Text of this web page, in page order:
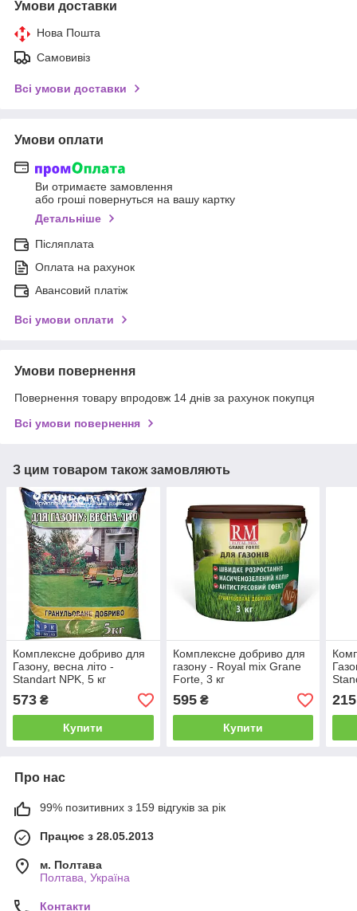
Умови доставки
Нова Пошта
Самовивіз
Всі умови доставки
Умови оплати
Ви отримаєте замовлення
або гроші повернуться на вашу картку
Детальніше
Післяплата
Оплата на рахунок
Авансовий платіж
Всі умови оплати
Умови повернення
Повернення товару впродовж 14 днів за рахунок покупця
Всі умови повернення
З цим товаром також замовляють
Комплексне добриво для
Газону, весна літо -
Standart NPK, 5 кг
573 ₴
Купити
Комплексне добриво для
газону - Royal mix Grane
Forte, 3 кг
595₴
Купити
215
Про нас
99% позитивних з 159 відгуків за рік
Працює з 28.05.2013
м. Полтава
Полтава, Україна
Контакти